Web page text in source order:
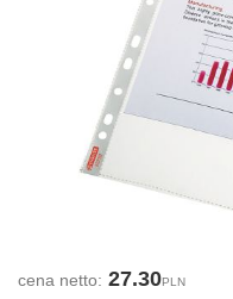
cena netto: 27.30PLN